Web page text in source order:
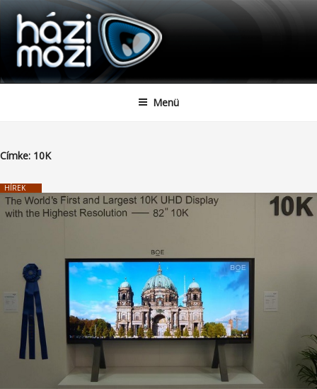
Tartalomhoz
HAZIMOZI
Menü
Címke: 10K
HÍREK